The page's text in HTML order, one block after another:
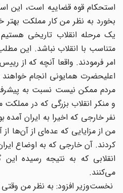
استحکام قوه قضاییه است، این
بخورد به نظر من کار مملکت بهتر
یک مرحله انقلاب تاریخی
متناسب با انقلاب نباشد. این
امر فرمودند. واقعا آنچه که از
اعلیحضرت همایونی انجام خواهند
مردم ممکن نیست نسبت به پیشرفت
و منکر انقلاب بزرگی که در
نفر خارجی که اخیرا به ایران آمده
من از مزایایی که عده‌ای از آن‌ها از
کردند. آن خارجی که به اوضاع ایران
انقلابی که به نتیجه رسیده
می‌کنند.
نخست‌وزیر افزود: به نظر من وقتی